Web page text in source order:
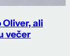
Oliver, ali
večer